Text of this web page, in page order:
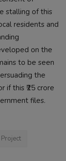
stalling of this
residents and
on the
to be seen
the
if this ₹25 crore
files.